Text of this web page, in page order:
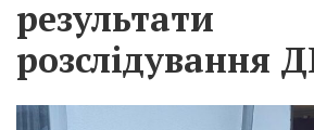
результати
розслідування